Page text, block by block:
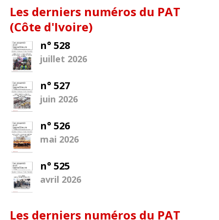
Les derniers numéros du PAT
(Côte d'Ivoire)
n° 528
juillet 2026
n° 527
juin 2026
n° 526
mai 2026
n° 525
avril 2026
Les derniers numéros du PAT